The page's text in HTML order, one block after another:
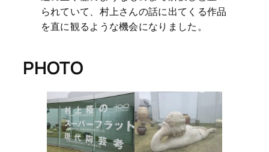
られていて、村上さんの話に出てくる作品
を直に観るような機会になりました。
PHOTO